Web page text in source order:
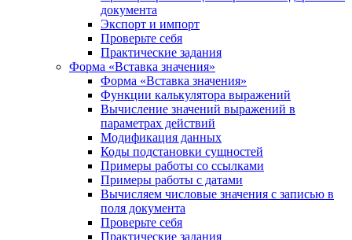
документа
Экспорт и импорт
Проверьте себя
Практические задания
Форма «Вставка значения»
Форма «Вставка значения»
Функции калькулятора выражений
Вычисление значений выражений в
параметрах действий
Модификация данных
Коды подстановки сущностей
Примеры работы со ссылками
Примеры работы с датами
Вычисляем числовые значения с записью в
поля документа
Проверьте себя
Практические задания